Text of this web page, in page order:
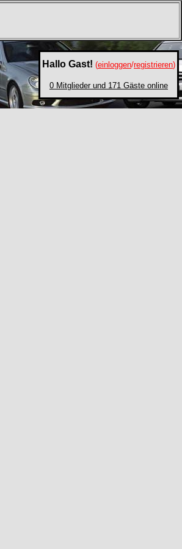
Hallo Gast! (einloggen/registrieren)
0 Mitglieder und 171 Gäste online